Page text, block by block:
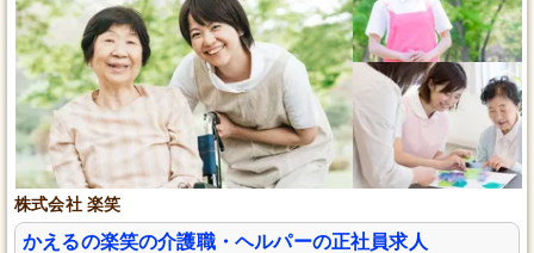
株式会社 楽笑
かえるの楽笑の介護職・ヘルパーの正社員求人